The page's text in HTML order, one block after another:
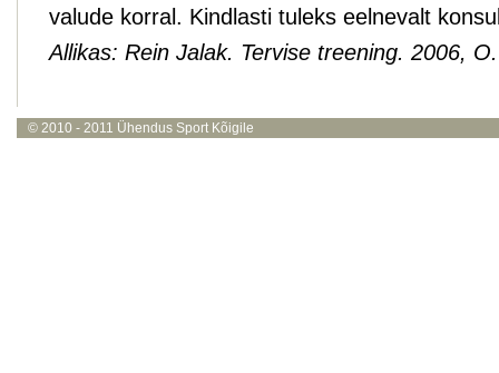
valude korral. Kindlasti tuleks eelnevalt
Allikas: Rein Jalak. Tervise treening. 2006,
© 2010 - 2011 Ühendus Sport Kõigile